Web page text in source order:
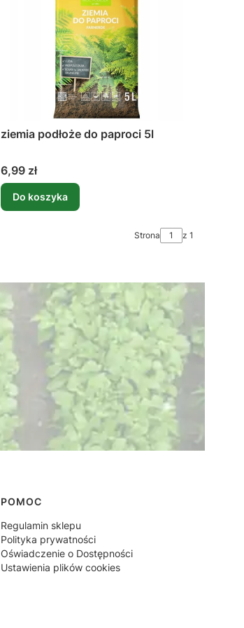
ziemia podłoże do paproci 5l
Cena
6,99 zł
Do koszyka
Strona z 1
POMOC
Regulamin sklepu
Polityka prywatności
Oświadczenie o Dostępności
Ustawienia plików cookies